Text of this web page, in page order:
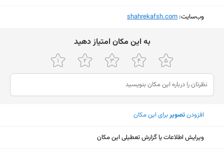
پنجشنبه
۱۰ تا ۲۲
جمعه
۱۰ تا ۲۲
شنبه
وب‌سایت: ‎shahrekafsh.com
ﺑﻪ اﯾﻦ ﻣﮑﺎن اﻣﺘﯿﺎز دﻫﯿﺪ
افزودنتصویربرای این مکان
ویرایش اطلاعات یا گزارش تعطیلی این مکان